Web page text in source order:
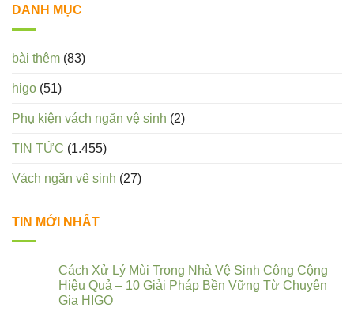
DANH MỤC
bài thêm (83)
higo (51)
Phụ kiện vách ngăn vệ sinh (2)
TIN TỨC (1.455)
Vách ngăn vệ sinh (27)
TIN MỚI NHẤT
Cách Xử Lý Mùi Trong Nhà Vệ Sinh Công Cộng
Hiệu Quả – 10 Giải Pháp Bền Vững Từ Chuyên
Gia HIGO